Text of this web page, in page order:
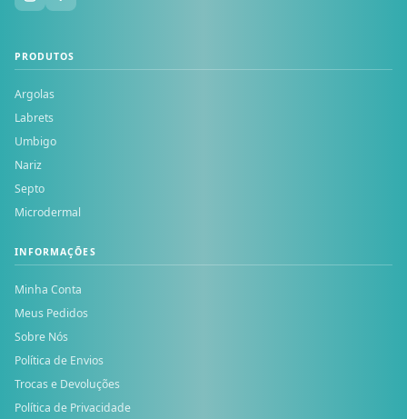
PRODUTOS
Argolas
Labrets
Umbigo
Nariz
Septo
Microdermal
INFORMAÇÕES
Minha Conta
Meus Pedidos
Sobre Nós
Política de Envios
Trocas e Devoluções
Política de Privacidade